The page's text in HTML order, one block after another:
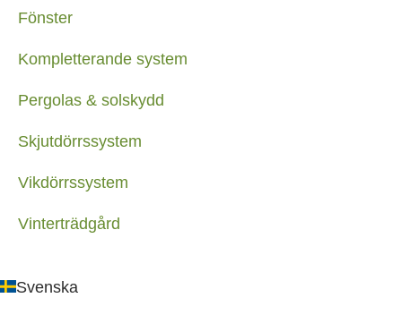
Fönster
Kompletterande system
Pergolas & solskydd
Skjutdörrssystem
Vikdörrssystem
Vinterträdgård
Svenska